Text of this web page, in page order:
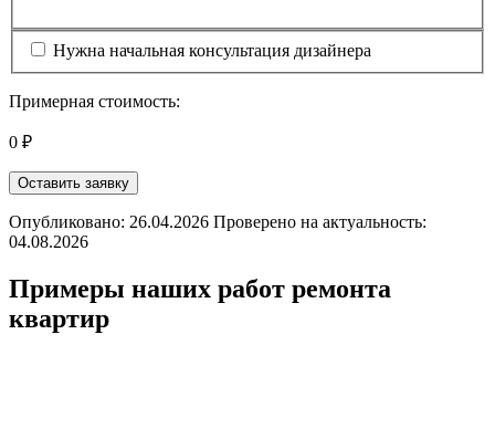
Нужна начальная консультация дизайнера
Примерная стоимость:
0 ₽
Оставить заявку
Опубликовано: 26.04.2026 Проверено на актуальность:
04.08.2026
Примеры наших работ ремонта
квартир